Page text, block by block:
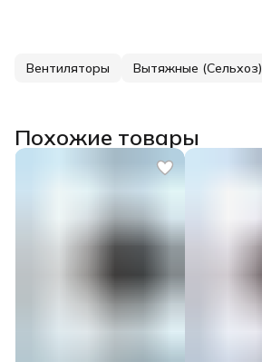
Вентиляторы Вытяжные (Сельхоз)
Похожие товары